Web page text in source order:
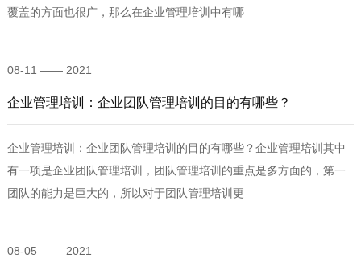
覆盖的方面也很广，那么在企业管理培训中有哪
08-11 —— 2021
企业管理培训：企业团队管理培训的目的有哪些？
企业管理培训：企业团队管理培训的目的有哪些？企业管理培训其中
有一项是企业团队管理培训，团队管理培训的重点是多方面的，第一
团队的能力是巨大的，所以对于团队管理培训更
08-05 —— 2021